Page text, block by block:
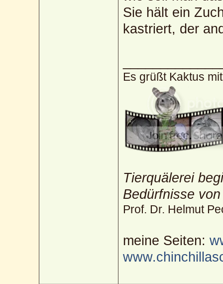
Sie hält ein
kastriert, der
Es grüßt Kaktus
Tierquälerei
Bedürfnisse
Prof. Dr. Helmut
meine Seiten: